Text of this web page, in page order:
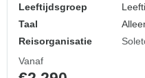
Leeftijdsgroep
Taal
Reisorganisatie
Vanaf